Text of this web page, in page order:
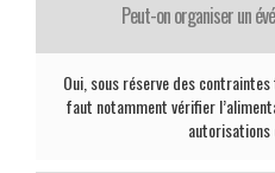
Peut-on organiser un
Oui, sous réserve des
faut notamment vérifier
autorisations